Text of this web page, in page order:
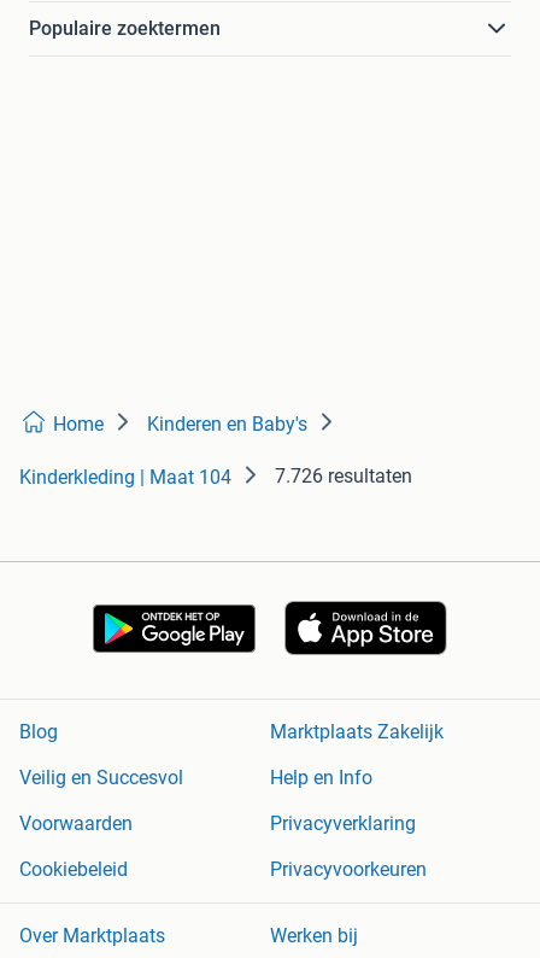
Populaire zoektermen
Home Kinderen en Baby's
Kinderkleding | Maat 104 7.726 resultaten
Blog
Marktplaats Zakelijk
Veilig en Succesvol
Help en Info
Voorwaarden
Privacyverklaring
Cookiebeleid
Privacyvoorkeuren
Over Marktplaats Werken bij